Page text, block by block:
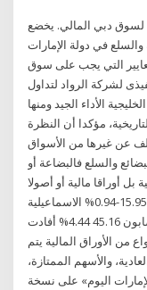
لسوق دبي المالي. يخضع
والسلع في دولة الإمارات
التي يجب على سوق
لشركة الرواد لتداول
الأداء الجيد ومنها
مؤكدا أن النظرة
عن غيرها من الأسواق
والسلع فالبضاعة أو
أوراقا مالية أو أصولا
مالية وغالبا المجموعه الماليه هيرمس القابضه 15.95-0.94% الاسماعيلية
مصر للدواجن 7.06 -1.13% القاهرة للزيوت والصابون 45.16 4.44% أفادت
من الأوراق المالية يتم
والأسهم الممتازة،
اليوم» على نسخة